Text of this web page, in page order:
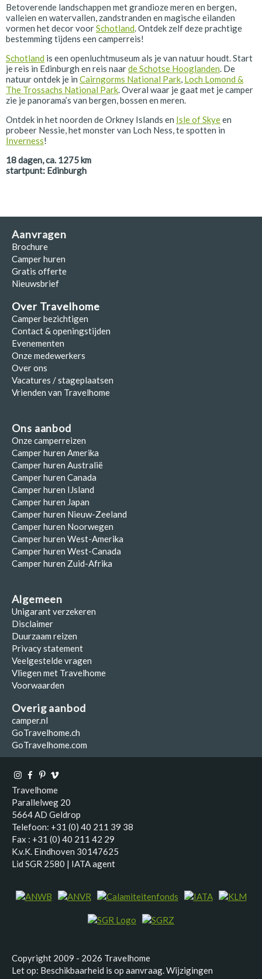
Betoverende landschappen met grandioze meren en bergen,
valleien en watervallen, zandstranden en magische eilanden
vormen het decor voorSchotland. Ontdek zelf deze prachtige
bestemming tijdens een camperreis!
Schotland is een openluchtmuseum als je van natuur houdt. Start
je reis in Edinburgh en reis naarde Schotse Hooglanden. De
natuur ontdek je in Cairngorms National Park, Loch Lomond &
The Trossachs National Park. Overal waar je gaat met je camper
zie je panorama’s van bergen, bossen en meren.
Ontdek in het noorden de Orkney Islands en Isle of Skyeen
probeer Nessie, het monster van Loch Ness, te spotten in
Inverness!
18dagen, ca. 1275km
startpunt: Edinburgh
Aanvragen
Brochure
Camper huren
Gratis offerte
Nieuwsbrief
Over Travelhome
Camper bezichtigen
Contact & openingstijden
Evenementen
Onze medewerkers
Over ons
Vacatures / stageplaatsen
Vrienden van Travelhome
Ons aanbod
Onze camperreizen
Camper huren Amerika
Camper huren Australië
Camper huren Canada
Camper huren IJsland
Camper huren Japan
Camper huren Nieuw-Zeeland
Camper huren Noorwegen
Camper huren West-Amerika
Camper huren West-Canada
Camper huren Zuid-Afrika
Algemeen
Unigarant verzekeren
Disclaimer
Duurzaam reizen
Privacy statement
Veelgestelde vragen
Vliegen met Travelhome
Voorwaarden
Overig aanbod
camper.nl
GoTravelhome.ch
GoTravelhome.com
Travelhome
Parallelweg 20
5664 AD Geldrop
Telefoon: +31 (0) 40 211 39 38
Fax : +31 (0) 40 211 42 29
K.v.K. Eindhoven 30147625
Lid SGR 2580 | IATA agent
Copyright 2009 - 2026 Travelhome
Let op: Beschikbaarheid is op aanvraag. Wijzigingen